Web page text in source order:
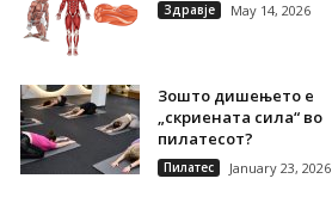
Здравје May 14, 2026
Зошто дишењето е
„скриената сила“ во
пилатесот?
Пилатес January 23, 2026